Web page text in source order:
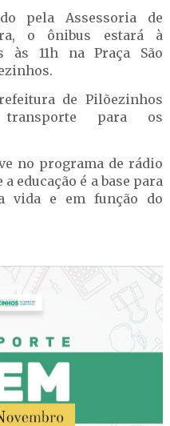
pela Assessoria de
o ônibus estará à
às 11h na Praça São
de Pilõezinhos
transporte para os
no programa de rádio
educação é a base para
vida e em função do